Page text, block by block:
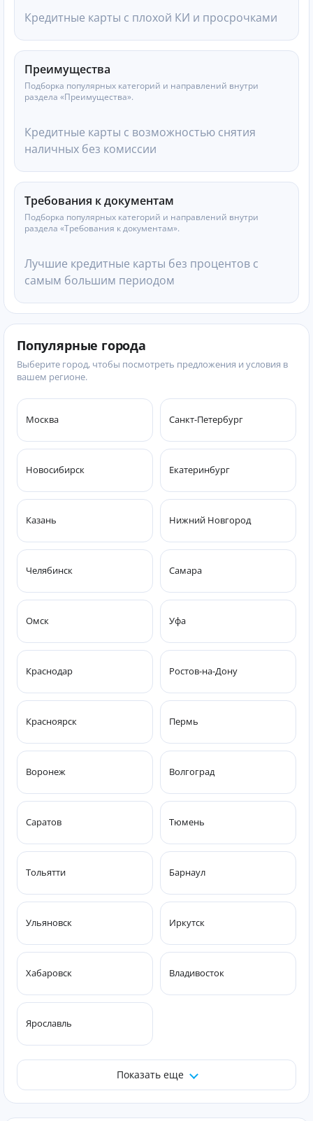
Кредитные карты с плохой КИ и просрочками
Преимущества
Подборка популярных категорий и направлений внутри
раздела «Преимущества».
Кредитные карты с возможностью снятия
наличных без комиссии
Требования к документам
Подборка популярных категорий и направлений внутри
раздела «Требования к документам».
Лучшие кредитные карты без процентов с
самым большим периодом
Популярные города
Выберите город, чтобы посмотреть предложения и условия в
вашем регионе.
Москва Санкт-Петербург
Новосибирск Екатеринбург
Казань Нижний Новгород
Челябинск Самара
Омск Уфа
Краснодар Ростов-на-Дону
Красноярск Пермь
Воронеж Волгоград
Саратов Тюмень
Тольятти Барнаул
Ульяновск Иркутск
Хабаровск Владивосток
Ярославль
Показать еще